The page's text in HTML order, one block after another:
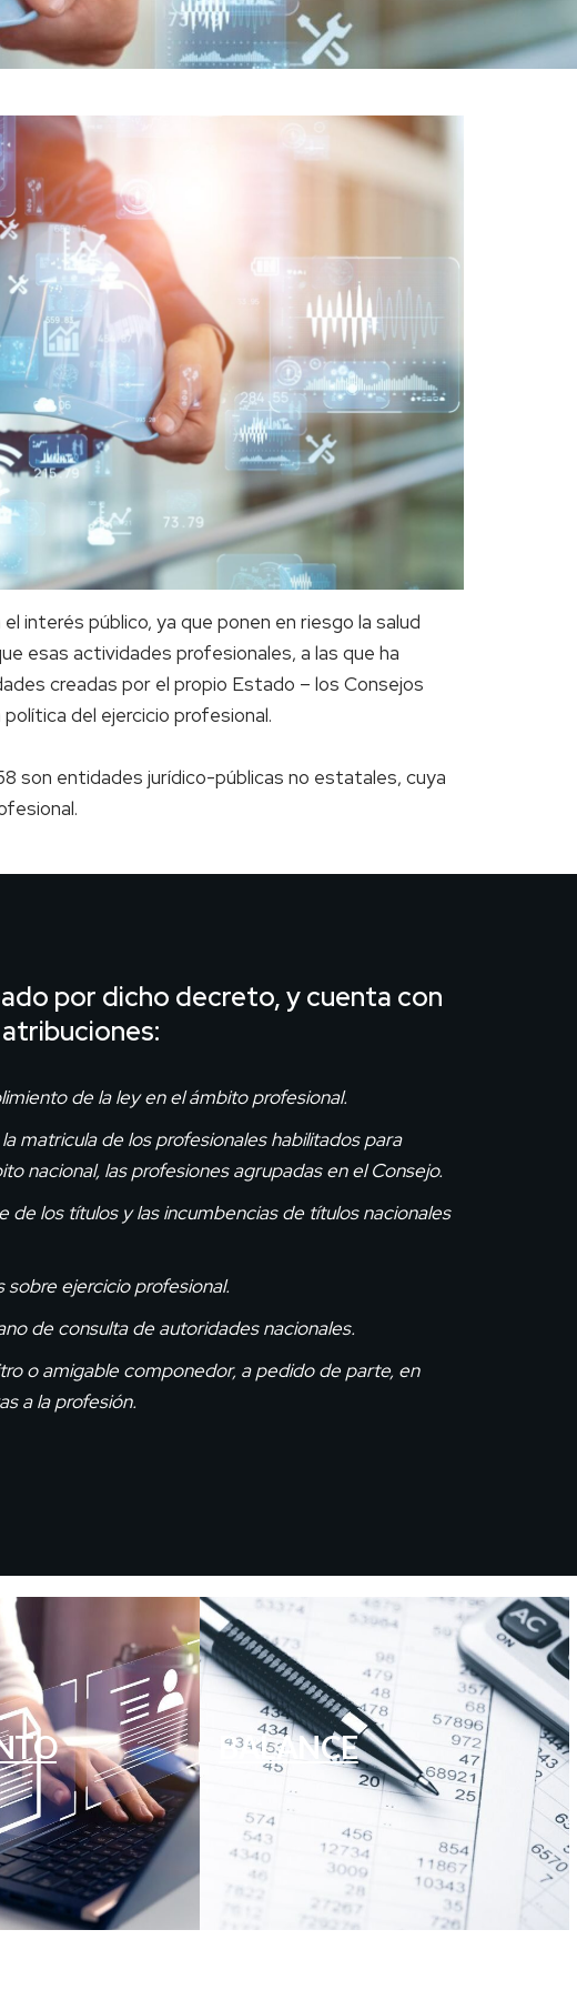
interés público, ya que ponen en riesgo la salud
esas actividades profesionales, a las que ha
creadas por el propio Estado – los Consejos
del ejercicio profesional.
son entidades jurídico-públicas no estatales, cuya
por dicho decreto, y cuenta con
de la ley en el ámbito profesional.
matricula de los profesionales habilitados para
nacional, las profesiones agrupadas en el Consejo.
de los títulos y las incumbencias de títulos nacionales
ejercicio profesional.
de consulta de autoridades nacionales.
o amigable componedor, a pedido de parte, en
a la profesión.
BALANCE